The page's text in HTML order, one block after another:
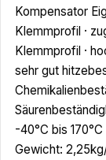
Kompensator
Klemmprofil ·
Klemmprofil ·
sehr gut
-40°C bis
Gewicht: